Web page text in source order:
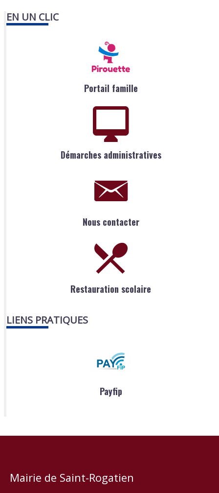
EN UN CLIC
Portail famille
Démarches administratives
Nous contacter
Restauration scolaire
LIENS PRATIQUES
Payfip
Mairie de Saint-Rogatien